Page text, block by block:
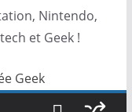
Nintendo,
et Geek !